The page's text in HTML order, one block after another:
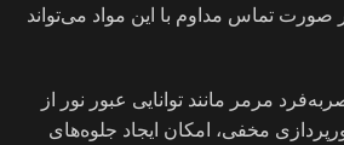
تماس مداوم با این مواد می‌تواند
مرمر مانند توانایی عبور نور از
مخفی، امکان ایجاد جلوه‌های